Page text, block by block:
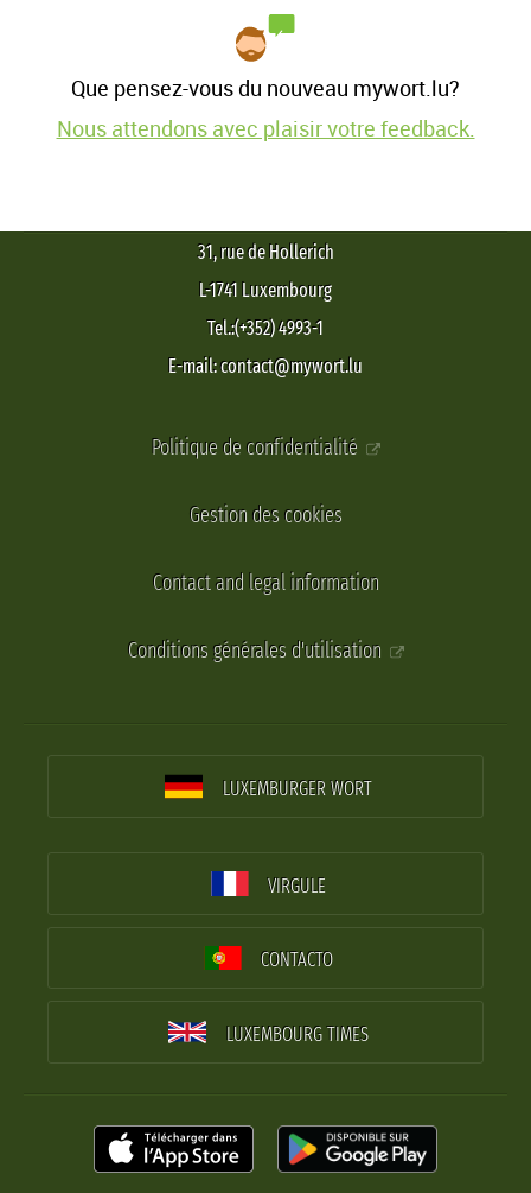
Que pensez-vous du nouveau mywort.lu?
Nous attendons avec plaisir votre feedback.
31, rue de Hollerich
L-1741 Luxembourg
Tel.:(+352) 4993-1
E-mail: contact@mywort.lu
Politique de confidentialité
Gestion des cookies
Contact and legal information
Conditions générales d'utilisation
LUXEMBURGER WORT
VIRGULE
CONTACTO
LUXEMBOURG TIMES